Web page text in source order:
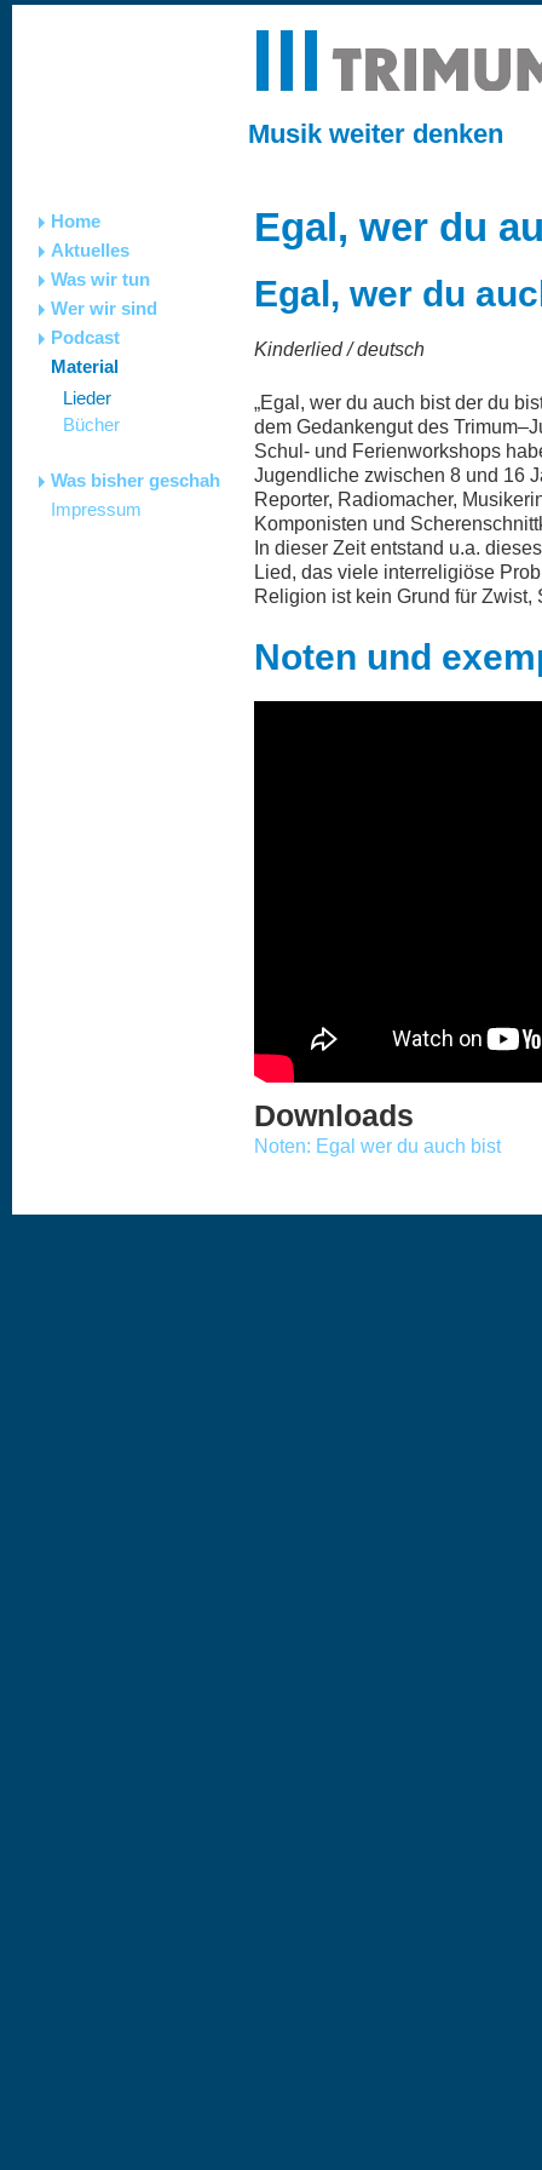
Musik weiter denken
Egal, wer du
Egal, wer du
Kinderlied / deutsch
„Egal, wer du auch bist der du
dem Gedankengut des
Schul- und Ferienworkshops
Jugendliche zwischen 8 und 16
Reporter, Radiomacher,
Komponisten und
In dieser Zeit entstand u.a.
Lied, das viele interreligiöse
Religion ist kein Grund für
Noten und
Downloads
Noten: Egal wer du auch bist
Home
Aktuelles
Was wir tun
Wer wir sind
Podcast
Material
Lieder
Bücher
Was bisher geschah
Impressum